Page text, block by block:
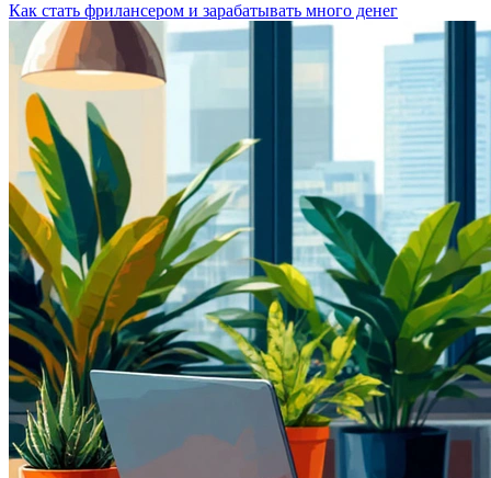
Как стать фрилансером и зарабатывать много денег